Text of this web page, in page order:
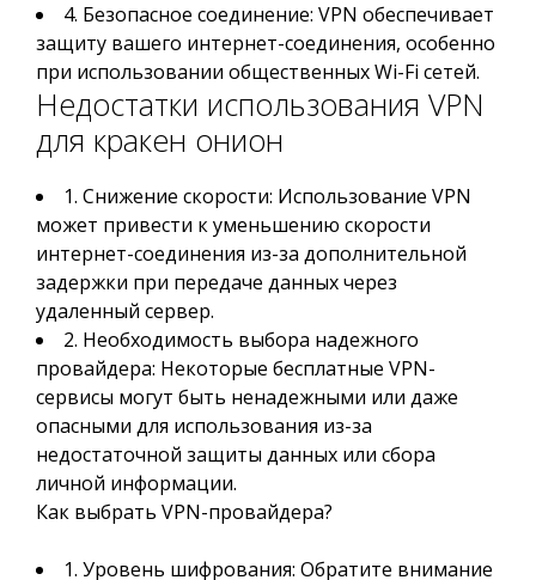
4. Безопасное соединение: VPN обеспечивает
защиту вашего интернет-соединения, особенно
при использовании общественных Wi-Fi сетей.
Недостатки использования VPN
для кракен онион
1. Снижение скорости: Использование VPN
может привести к уменьшению скорости
интернет-соединения из-за дополнительной
задержки при передаче данных через
удаленный сервер.
2. Необходимость выбора надежного
провайдера: Некоторые бесплатные VPN-
сервисы могут быть ненадежными или даже
опасными для использования из-за
недостаточной защиты данных или сбора
личной информации.
Как выбрать VPN-провайдера?
1. Уровень шифрования: Обратите внимание